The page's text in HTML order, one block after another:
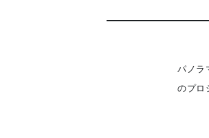
パノラ
のプロ